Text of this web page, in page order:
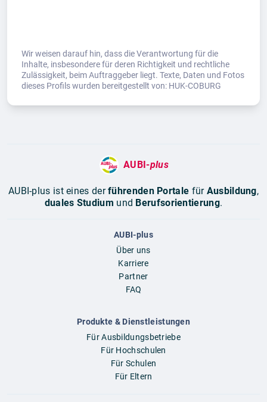
Wir weisen darauf hin, dass die Verantwortung für die
Inhalte, insbesondere für deren Richtigkeit und rechtliche
Zulässigkeit, beim Auftraggeber liegt. Texte, Daten und Fotos
dieses Profils wurden bereitgestellt von: HUK-COBURG
AUBI-plus
AUBI-plus ist eines derführenden Portale für Ausbildung,
duales Studium und Berufsorientierung.
AUBI-plus
Über uns
Karriere
Partner
FAQ
Produkte & Dienstleistungen
Für Ausbildungsbetriebe
Für Hochschulen
Für Schulen
Für Eltern